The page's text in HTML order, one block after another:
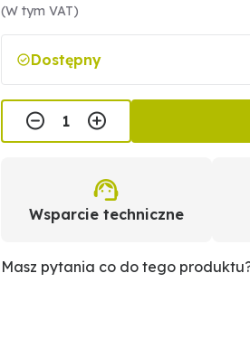
(W tym VAT)
Dostępny
Wsparcie techniczne
Masz pytania co do tego